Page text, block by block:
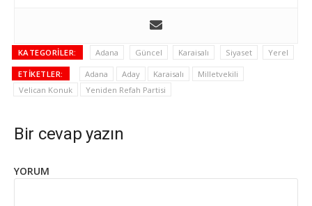
KATEGORILER: Adana Güncel Karaisalı Siyaset Yerel
ETIKETLER: Adana Aday Karaisalı
Milletvekili
Velican Konuk
Yeniden Refah Partisi
Bir cevap yazın
YORUM